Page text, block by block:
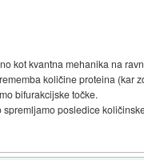
kot kvantna mehanika na
količine proteina (kar
bifurakcijske točke.
posledice